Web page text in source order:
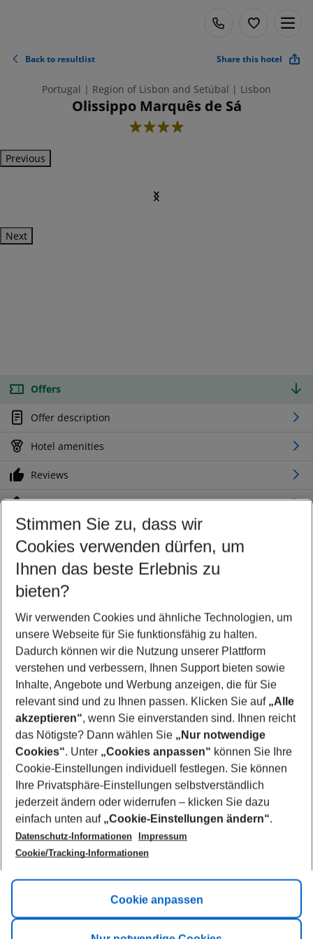
Back to resultlist Share this hotel
Portugal | Region of Lisbon and Setúbal | Lisbon
Olissippo Marquês de Sá
4
Previous
Next
Offers
Offer description
Hotel amenities
Reviews
Location
Customize your offer
Find the perfect deal which suits your best
Your departure airport
Any airport
Select your date range
10/08/26–08/08/27 5-8 nights
Who will travel
2 adults No children
Show more filter
Footer
Footer navigation
Title A
Link A
Stimmen Sie zu, dass wir
Cookies verwenden dürfen, um
Ihnen das beste Erlebnis zu
bieten?
Wir verwenden Cookies und ähnliche Technologien, um
unsere Webseite für Sie funktionsfähig zu halten.
Dadurch können wir die Nutzung unserer Plattform
verstehen und verbessern, Ihnen Support bieten sowie
Inhalte, Angebote und Werbung anzeigen, die für Sie
relevant sind und zu Ihnen passen. Klicken Sie auf „Alle
akzeptieren“, wenn Sie einverstanden sind. Ihnen reicht
das Nötigste? Dann wählen Sie „Nur notwendige
Cookies“. Unter „Cookies anpassen“ können Sie Ihre
Cookie-Einstellungen individuell festlegen. Sie können
Ihre Privatsphäre-Einstellungen selbstverständlich
jederzeit ändern oder widerrufen – klicken Sie dazu
einfach unten auf „Cookie-Einstellungen ändern“.
Datenschutz-Informationen
Impressum
Cookie/Tracking-Informationen
Cookie anpassen